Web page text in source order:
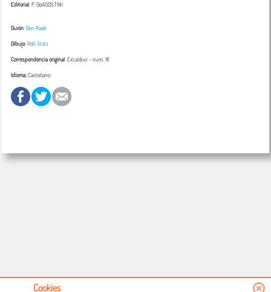
Editorial: P. DeAGOSTINI
Guión:Ben Raab
Dibujo:Rob Stotz
Correspondencia original:Excalibur- num. 111
Idioma:Castellano
Cookies